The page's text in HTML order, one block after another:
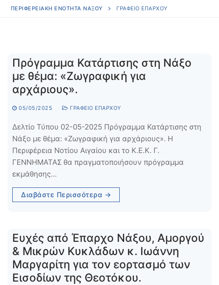
ΠΕΡΙΦΕΡΕΙΑΚΗ ΕΝΟΤΗΤΑ ΝΑΞΟΥ ΓΡΑΦΕΊΟ ΕΠΆΡΧΟΥ
Πρόγραμμα Κατάρτισης στη Νάξο
με θέμα: «Ζωγραφική για
αρχάριους».
05/05/2025 ΓΡΑΦΕΊΟ ΕΠΆΡΧΟΥ
Δελτίο Τύπου 02-05-2025 Πρόγραμμα Κατάρτισης στη
Νάξο με θέμα: «Ζωγραφική για αρχάριους». Η
Περιφέρεια Νοτίου Αιγαίου και το Κ.Ε.Κ. Γ.
ΓΕΝΝΗΜΑΤΑΣ θα πραγματοποιήσουν πρόγραμμα
εκμάθησης…
Διαβάστε Περισσότερα →
Ευχές από Έπαρχο Νάξου, Αμοργού
& Μικρών Κυκλάδων κ. Ιωάννη
Μαργαρίτη για τον εορτασμό των
Εισοδίων της Θεοτόκου.